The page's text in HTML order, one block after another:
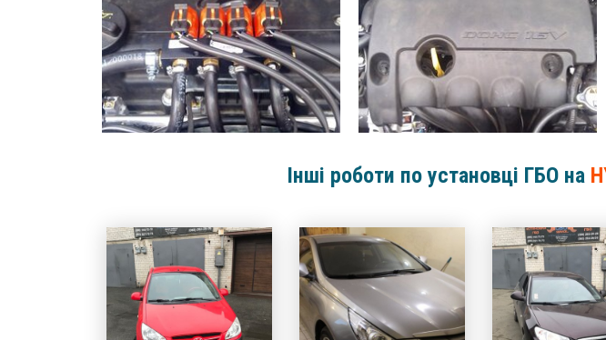
Інші роботи по установці ГБО на